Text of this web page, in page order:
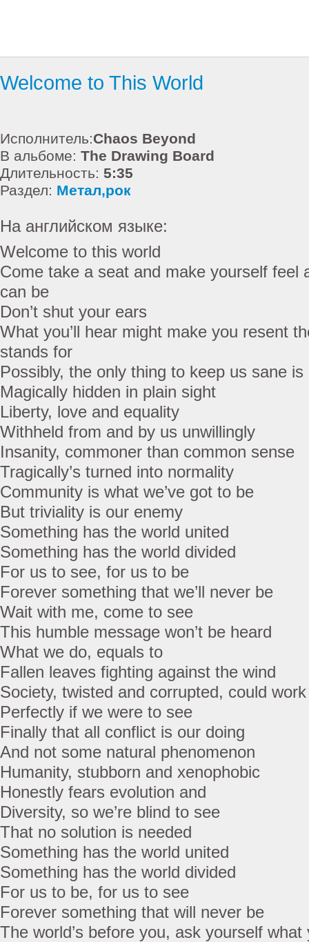
Welcome to This World
Исполнитель:Chaos Beyond
В альбоме: The Drawing Board
Длительность: 5:35
Раздел: Метал,рок
На английском языке:
Welcome to this world
Come take a seat and make yourself feel
can be
Don’t shut your ears
What you’ll hear might make you resent
stands for
Possibly, the only thing to keep us sane is
Magically hidden in plain sight
Liberty, love and equality
Withheld from and by us unwillingly
Insanity, commoner than common sense
Tragically’s turned into normality
Community is what we’ve got to be
But triviality is our enemy
Something has the world united
Something has the world divided
For us to see, for us to be
Forever something that we’ll never be
Wait with me, come to see
This humble message won’t be heard
What we do, equals to
Fallen leaves fighting against the wind
Society, twisted and corrupted, could work
Perfectly if we were to see
Finally that all conflict is our doing
And not some natural phenomenon
Humanity, stubborn and xenophobic
Honestly fears evolution and
Diversity, so we’re blind to see
That no solution is needed
Something has the world united
Something has the world divided
For us to be, for us to see
Forever something that will never be
The world’s before you, ask yourself what